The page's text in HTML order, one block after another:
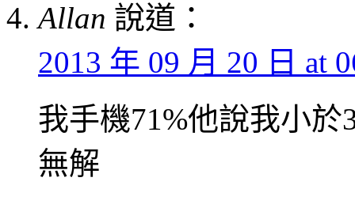
Allan 說道：
2013 年 09 月 20 日 at
我手機71%他說我小於
無解